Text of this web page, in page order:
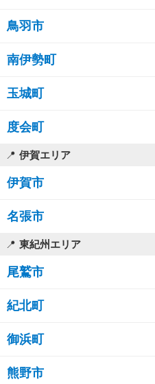
鳥羽市
南伊勢町
玉城町
度会町
伊賀エリア
伊賀市
名張市
東紀州エリア
尾鷲市
紀北町
御浜町
熊野市